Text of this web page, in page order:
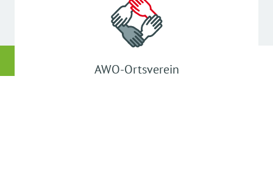
AWO-Ortsverein